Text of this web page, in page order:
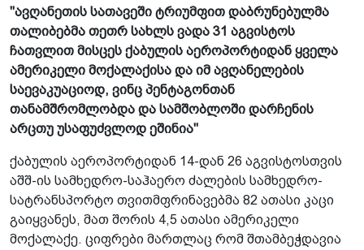
"ავღანეთის სათავეში ტრიუმფით დაბრუნებულმა
თალიბებმა თეთრ სახლს ვადა 31 აგვისტოს
ჩათვლით მისცეს ქაბულის აეროპორტიდან ყველა
ამერიკელი მოქალაქისა და იმ ავღანელების
საევაკუაციოდ, ვინც პენტაგონთან
თანამშრომლობდა და სამშობლოში დარჩენის
არცთუ უსაფუძვლოდ ეშინია"
ქაბულის აეროპორტიდან 14-დან 26 აგვისტოსთვის
აშშ-ის სამხედრო-საჰაერო ძალების სამხედრო-
სატრანსპორტო თვითმფრინავებმა 82 ათასი კაცი
გაიყვანეს, მათ შორის 4,5 ათასი ამერიკელი
მოქალაქე. ციფრები მართლაც რომ შთამბეჭდავია